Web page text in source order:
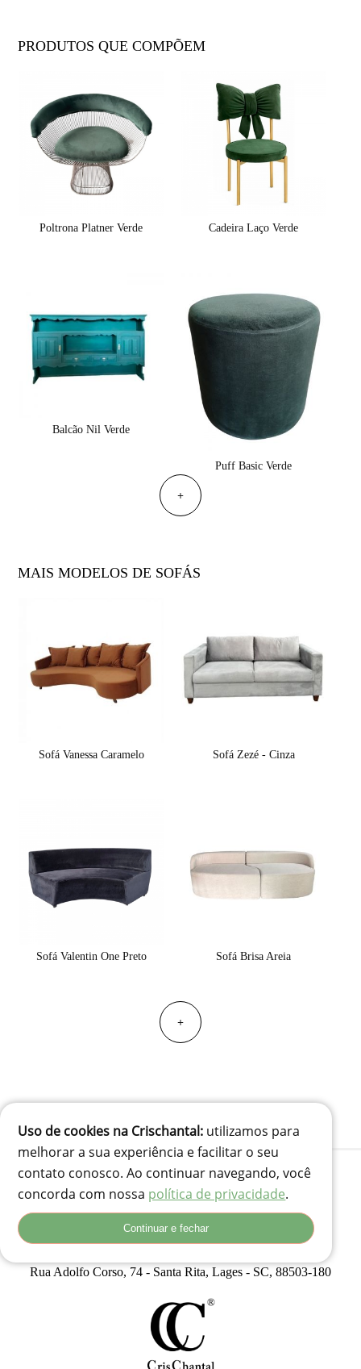
PRODUTOS QUE COMPÕEM
Poltrona Platner Verde Cadeira Laço Verde
Balcão Nil Verde
Puff Basic Verde
+
MAIS MODELOS DE SOFÁS
Sofá Vanessa Caramelo Sofá Zezé - Cinza
Sofá Valentin One Preto Sofá Brisa Areia
+
contato@crischantal.com.br
Rua Adolfo Corso, 74 - Santa Rita, Lages - SC, 88503-180
Uso de cookies na Crischantal: utilizamos para
melhorar a sua experiência e facilitar o seu
contato conosco. Ao continuar navegando, você
concorda com nossa política de privacidade.
Continuar e fechar